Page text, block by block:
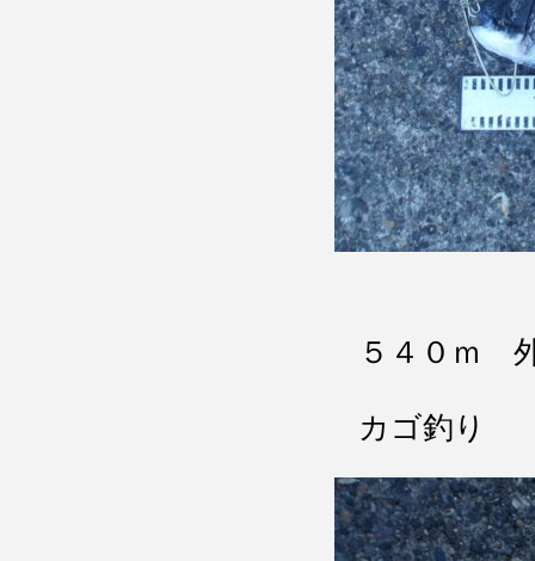
５４０ｍ
カゴ釣り